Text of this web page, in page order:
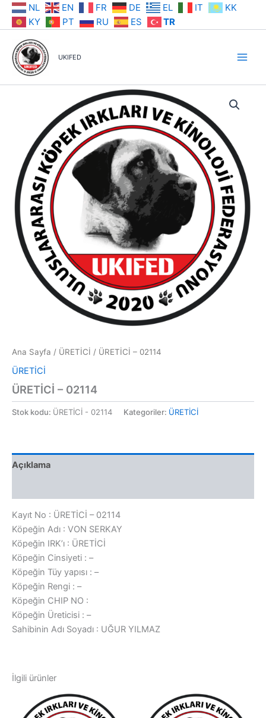
İçeriğe NL EN FR DE EL IT
KK
KY
PT RU ES TR
UKIFED
Ana Sayfa / ÜRETİCİ / ÜRETİCİ – 02114
ÜRETİCİ
ÜRETİCİ – 02114
Stok kodu: ÜRETİCİ - 02114 Kategoriler: ÜRETİCİ
Açıklama
Kayıt No : ÜRETİCİ – 02114
Köpeğin Adı : VON SERKAY
Köpeğin IRK’ı : ÜRETİCİ
Köpeğin Cinsiyeti : –
Köpeğin Tüy yapısı : –
Köpeğin Rengi : –
Köpeğin CHIP NO :
Köpeğin Üreticisi : –
Sahibinin Adı Soyadı : UĞUR YILMAZ
İlgili ürünler